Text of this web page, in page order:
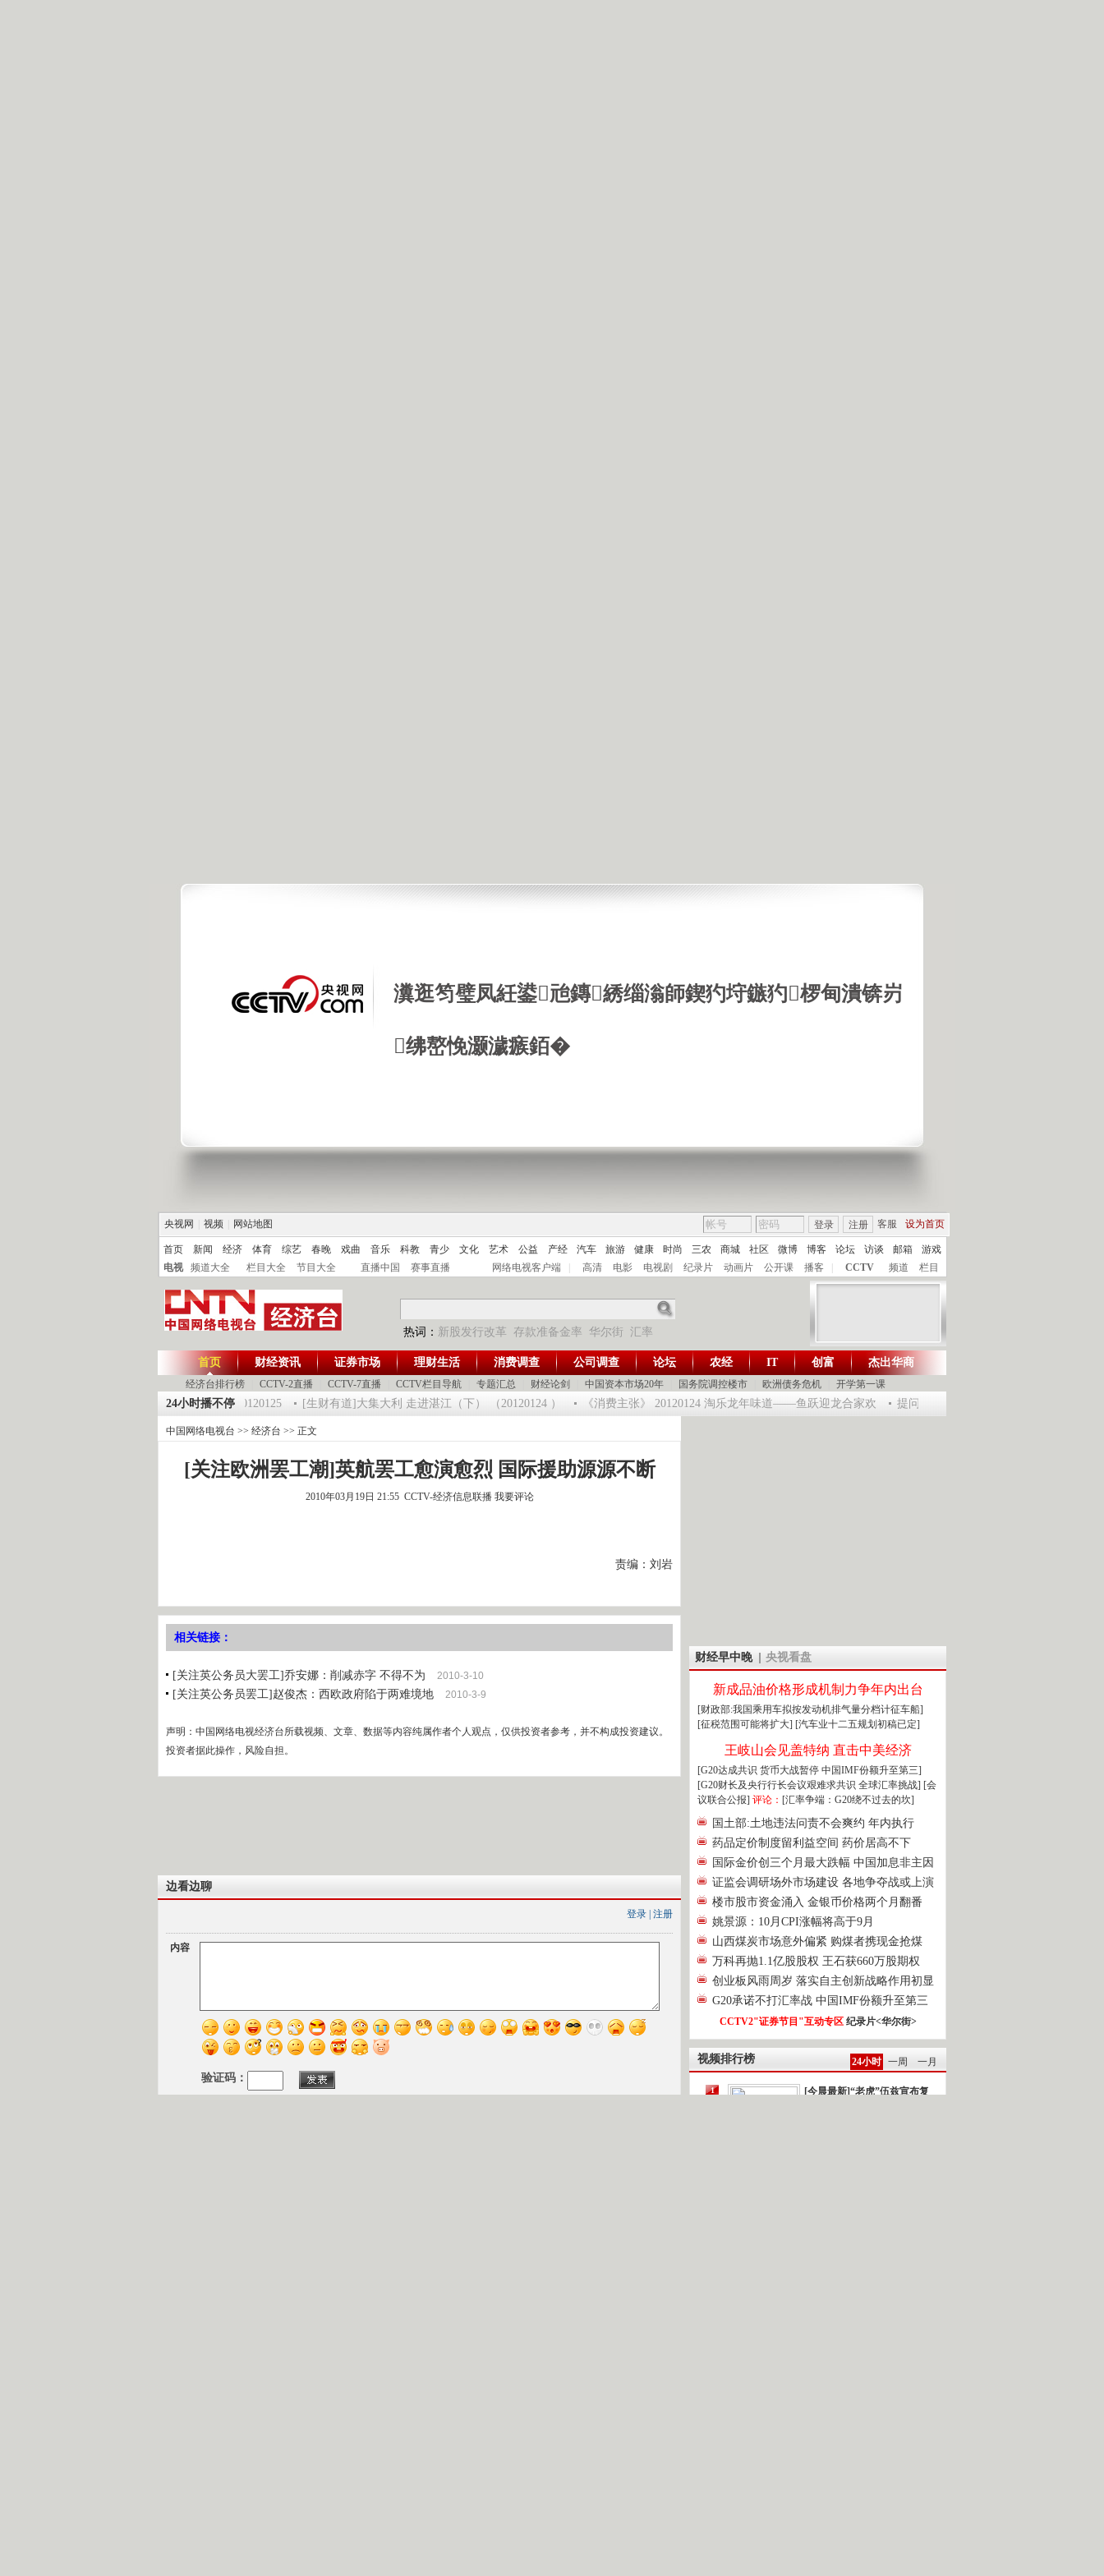
瀵逛笉璧凤紝鍙兘鏄綉缁滃師鍥犳垨鏃犳椤甸潰锛岃
绋嶅悗灏濊瘯銆�
央视网 视频 网站地图 客服 设为首页
登录 注册
首页 新闻 经济 体育 综艺 春晚 戏曲 音乐 科教 青少 文化 艺术 公益 产经 汽车 旅游 健康 时尚 三农 商城 社区 微博 博客 论坛 访谈 邮箱
游戏
电视
频道大全 栏目大全 节目大全 直播中国 赛事直播 网络电视客户端 | 高清 电影 电视剧 纪录片 动画片 公开课 播客 | CCTV 频道 栏目
热词： 新股发行改革 存款准备金率 华尔街 汇率
财智生活 一键通达
首页
经济台排行榜 CCTV-2直播 CCTV-7直播 CCTV栏目导航 专题汇总 财经论剑 中国资本市场20年 国务院调控楼市 欧洲债务危机 开学第一课
财经资讯 证券市场 理财生活 消费调查 公司调查 论坛 农经 IT 创富 杰出华商
24小时播不停
《第一时间》 20120125 [生财有道]大集大利 走进湛江（下） （20120124 ） 《消费主张》 20120124 淘乐龙年味道——鱼跃迎龙合家欢 提问2012：机遇与悬念共存
中国网络电视台 >> 经济台 >> 正文
[关注欧洲罢工潮]英航罢工愈演愈烈 国际援助源源不断
2010年03月19日 21:55 CCTV-经济信息联播 我要评论
责编：刘岩
相关链接：
[关注英公务员大罢工]乔安娜：削减赤字 不得不为 2010-3-10
[关注英公务员罢工]赵俊杰：西欧政府陷于两难境地 2010-3-9
声明：中国网络电视经济台所载视频、文章、数据等内容纯属作者个人观点，仅供投资者参考，并不构成投资建议。
投资者据此操作，风险自担。
边看边聊
登录 | 注册
内容
验证码：
财经早中晚 央视看盘
新成品油价格形成机制力争年内出台
[财政部:我国乘用车拟按发动机排气量分档计征车船]
[征税范围可能将扩大] [汽车业十二五规划初稿已定]
王岐山会见盖特纳 直击中美经济
[G20达成共识 货币大战暂停 中国IMF份额升至第三]
[G20财长及央行行长会议艰难求共识 全球汇率挑战] [会
议联合公报] 评论： [汇率争端：G20绕不过去的坎]
国土部:土地违法问责不会爽约 年内执行
药品定价制度留利益空间 药价居高不下
国际金价创三个月最大跌幅 中国加息非主因
证监会调研场外市场建设 各地争夺战或上演
楼市股市资金涌入 金银币价格两个月翻番
姚景源：10月CPI涨幅将高于9月
山西煤炭市场意外偏紧 购煤者携现金抢煤
万科再抛1.1亿股股权 王石获660万股期权
创业板风雨周岁 落实自主创新战略作用初显
G20承诺不打汇率战 中国IMF份额升至第三
CCTV2"证券节目"互动专区 纪录片<华尔街>
视频排行榜 24小时 一周 一月
1
[今晨最新]“老虎”伍兹宣布复